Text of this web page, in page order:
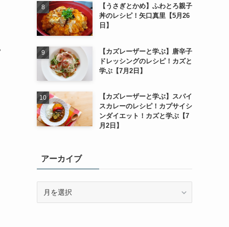
【うさぎとかめ】ふわとろ親子
丼のレシピ！矢口真里【5月26
日】
【カズレーザーと学ぶ】唐辛子
ドレッシングのレシピ！カズと
学ぶ【7月2日】
【カズレーザーと学ぶ】スパイ
スカレーのレシピ！カプサイシ
ンダイエット！カズと学ぶ【7
月2日】
アーカイブ